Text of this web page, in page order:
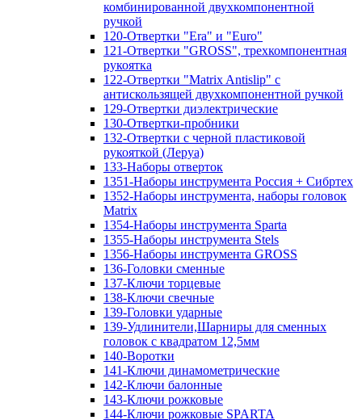
комбинированной двухкомпонентной
ручкой
120-Отвертки "Era" и "Euro"
121-Отвертки "GROSS", трехкомпонентная
рукоятка
122-Отвертки "Matrix Antislip" с
антискользящей двухкомпонентной ручкой
129-Отвертки диэлектрические
130-Отвертки-пробники
132-Отвертки с черной пластиковой
рукояткой (Леруа)
133-Наборы отверток
1351-Наборы инструмента Россия + Сибртех
1352-Наборы инструмента, наборы головок
Matrix
1354-Наборы инструмента Sparta
1355-Наборы инструмента Stels
1356-Наборы инструмента GROSS
136-Головки сменные
137-Ключи торцевые
138-Ключи свечные
139-Головки ударные
139-Удлинители,Шарниры для сменных
головок с квадратом 12,5мм
140-Воротки
141-Ключи динамометрические
142-Ключи балонные
143-Ключи рожковые
144-Ключи рожковые SPARTA